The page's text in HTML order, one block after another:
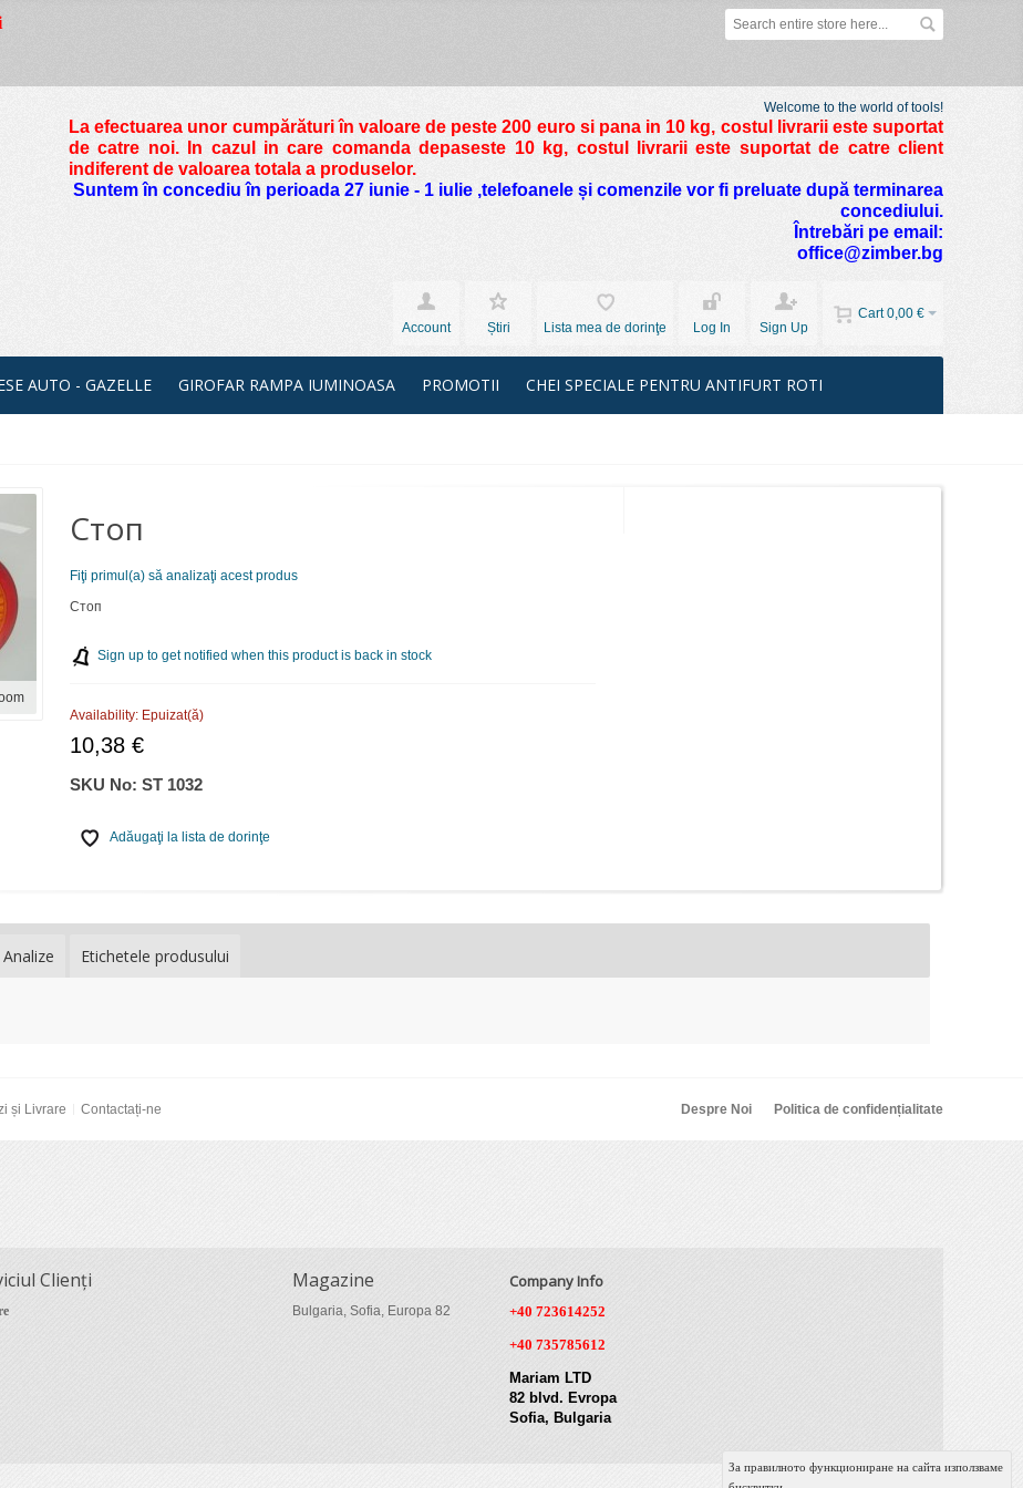
Welcome to the world of tools!
La efectuarea unor cumpărături în valoare de peste 200 euro si pana in 10 kg, costul livrarii este suportat
de catre noi. In cazul in care comanda depaseste 10 kg, costul livrarii este suportat de catre client
indiferent de valoarea totala a produselor.
Suntem în concediu în perioada 27 iunie - 1 iulie ,telefoanele și comenzile vor fi preluate după terminarea
concediului.
Întrebări pe email:
office@zimber.bg
Cart 0,00 €
Account
Știri Lista mea de dorinţe Log In Sign Up
AUTO - GAZELLE GIROFAR RAMPA IUMINOASA PROMOTII CHEI SPECIALE PENTRU ANTIFURT ROTI
Стоп
Fiţi primul(a) să analizaţi acest produs
Стоп
Sign up to get notified when this product is back in stock
Availability: Epuizat(ă)
10,38 €
SKU No:ST 1032
Adăugaţi la lista de dorinţe
Analize Etichetele produsului
și Livrare Contactați-ne Despre Noi Politica de confidențialitate
Clienți Magazine
Bulgaria, Sofia, Europa 82
Company Info
+40 723614252
+40 735785612
Mariam LTD
82 blvd. Evropa
Sofia, Bulgaria
За правилното функциониране на сайта използваме